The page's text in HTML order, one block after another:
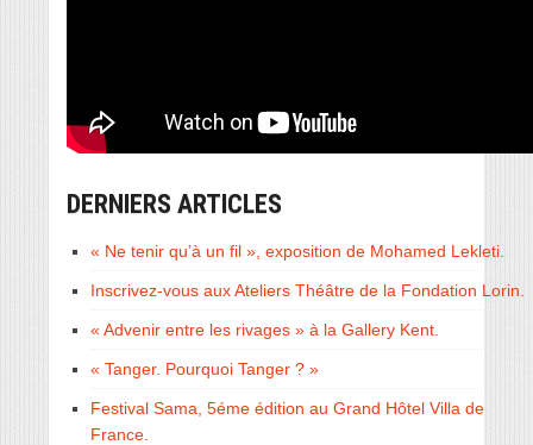
DERNIERS ARTICLES
« Ne tenir qu’à un fil », exposition de Mohamed Lekleti.
Inscrivez-vous aux Ateliers Théâtre de la Fondation Lorin.
« Advenir entre les rivages » à la Gallery Kent.
« Tanger. Pourquoi Tanger ? »
Festival Sama, 5éme édition au Grand Hôtel Villa de
France.